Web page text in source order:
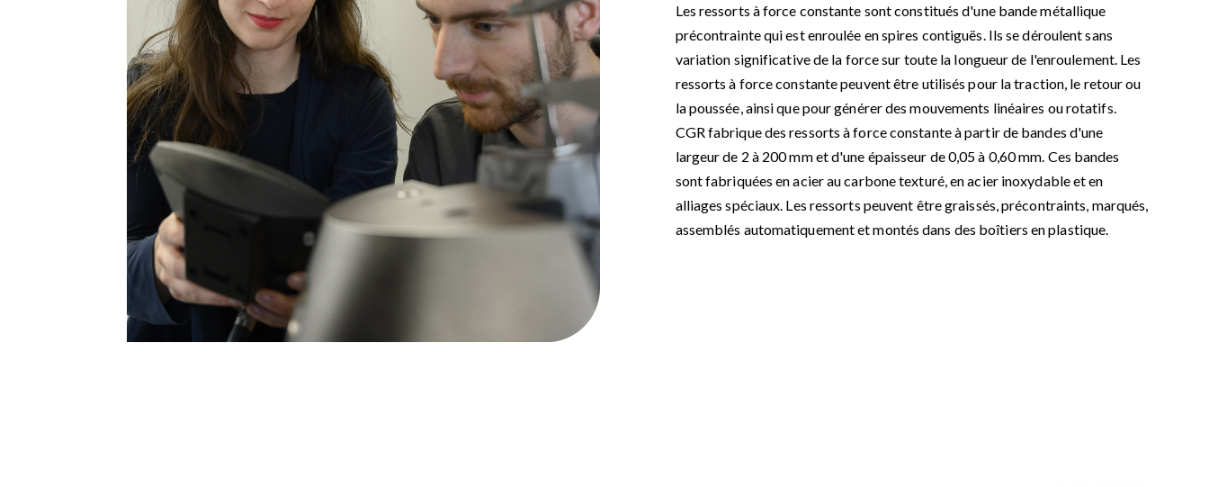
Les ressorts à force constante sont constitués d'une bande métallique
précontrainte qui est enroulée en spires contiguës. Ils se déroulent sans
variation significative de la force sur toute la longueur de l'enroulement. Les
ressorts à force constante peuvent être utilisés pour la traction, le retour ou
la poussée, ainsi que pour générer des mouvements linéaires ou rotatifs.
CGR fabrique des ressorts à force constante à partir de bandes d'une
largeur de 2 à 200 mm et d'une épaisseur de 0,05 à 0,60 mm. Ces bandes
sont fabriquées en acier au carbone texturé, en acier inoxydable et en
alliages spéciaux. Les ressorts peuvent être graissés, précontraints, marqués,
assemblés automatiquement et montés dans des boîtiers en plastique.